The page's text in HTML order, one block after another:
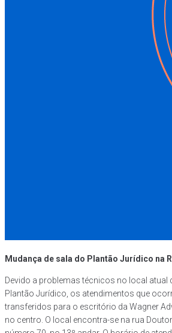
Mudança de sala do Plantão Jurídico na
Devido a problemas técnicos no local atual
Plantão Jurídico, os atendimentos que
transferidos para o escritório da Wagner
no centro. O local encontra-se na rua